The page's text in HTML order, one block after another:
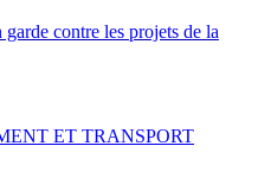
contre les projets de la
ET TRANSPORT